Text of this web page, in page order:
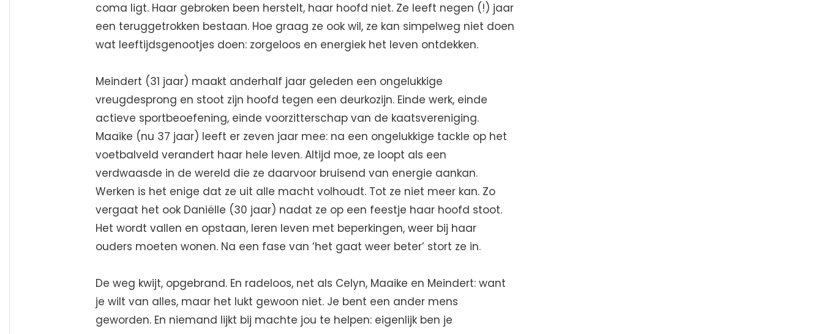
coma ligt. Haar gebroken been herstelt, haar hoofd niet. Ze leeft negen (!) jaar
een teruggetrokken bestaan. Hoe graag ze ook wil, ze kan simpelweg niet doen
wat leeftijdsgenootjes doen: zorgeloos en energiek het leven ontdekken.
Meindert (31 jaar) maakt anderhalf jaar geleden een ongelukkige
vreugdesprong en stoot zijn hoofd tegen een deurkozijn. Einde werk, einde
actieve sportbeoefening, einde voorzitterschap van de kaatsvereniging.
Maaike (nu 37 jaar) leeft er zeven jaar mee: na een ongelukkige tackle op het
voetbalveld verandert haar hele leven. Altijd moe, ze loopt als een
verdwaasde in de wereld die ze daarvoor bruisend van energie aankan.
Werken is het enige dat ze uit alle macht volhoudt. Tot ze niet meer kan. Zo
vergaat het ook Daniëlle (30 jaar) nadat ze op een feestje haar hoofd stoot.
Het wordt vallen en opstaan, leren leven met beperkingen, weer bij haar
ouders moeten wonen. Na een fase van ‘het gaat weer beter’ stort ze in.
De weg kwijt, opgebrand. En radeloos, net als Celyn, Maaike en Meindert: want
je wilt van alles, maar het lukt gewoon niet. Je bent een ander mens
geworden. En niemand lijkt bij machte jou te helpen: eigenlijk ben je